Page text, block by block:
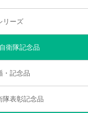
リーズ
衛隊記念品
・記念品
隊表彰記念品